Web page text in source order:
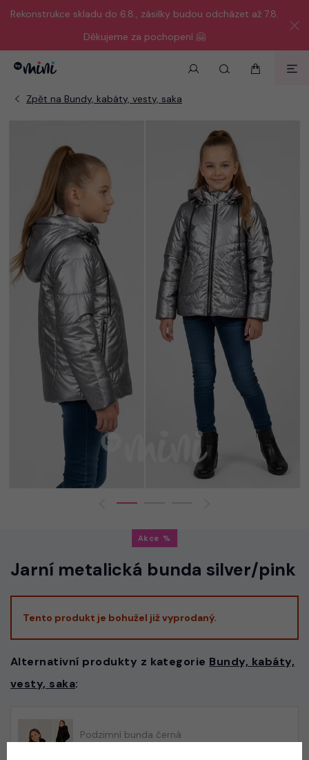
Rekonstrukce skladu do 6.8., zásilky budou odcházet až 7.8.
Děkujeme za pochopení 🤗
Akce
Jarní metalická bunda silver/pink
Tento produkt je bohužel již vyprodaný.
Alternativní produkty z kategorie Bundy, kabáty,
vesty, saka:
Podzimní bunda černá